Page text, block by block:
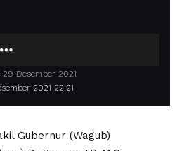
2021 22:21
29 Desember 2021
Gubernur (Wagub)